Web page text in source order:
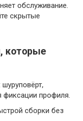
обслуживание.
скрытые
которые
фиксации профиля.
сборки без